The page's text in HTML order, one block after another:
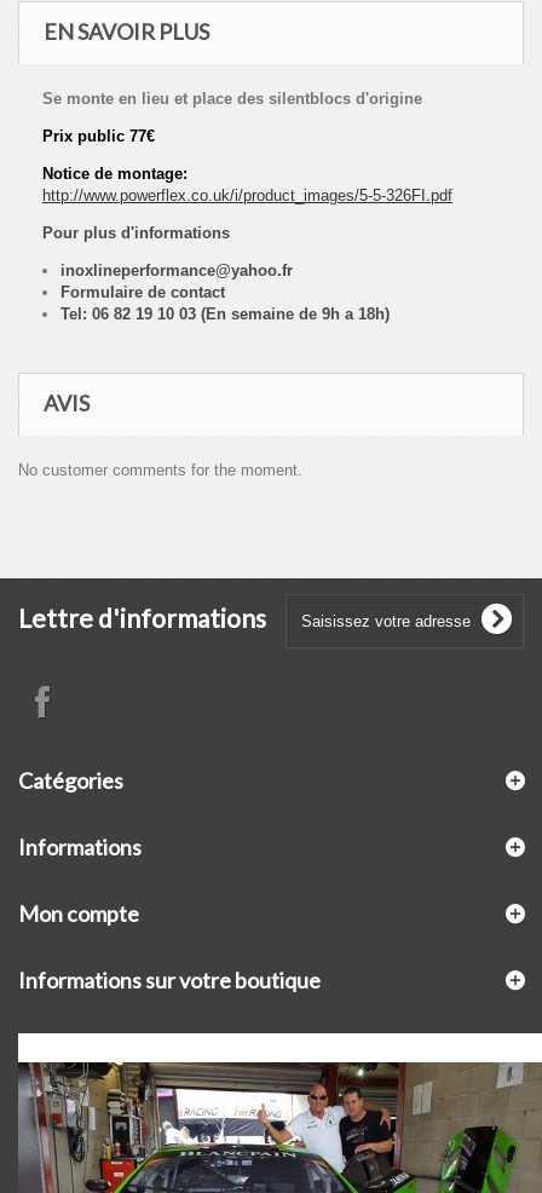
EN SAVOIR PLUS
Se monte en lieu et place des silentblocs d'origine
Prix public 77€
Notice de montage:
http://www.powerflex.co.uk/i/product_images/5-5-326FI.pdf
Pour plus d'informations
inoxlineperformance@yahoo.fr
Formulaire de contact
Tel: 06 82 19 10 03 (En semaine de 9h a 18h)
AVIS
No customer comments for the moment.
Lettre d'informations
Catégories
Informations
Mon compte
Informations sur votre boutique